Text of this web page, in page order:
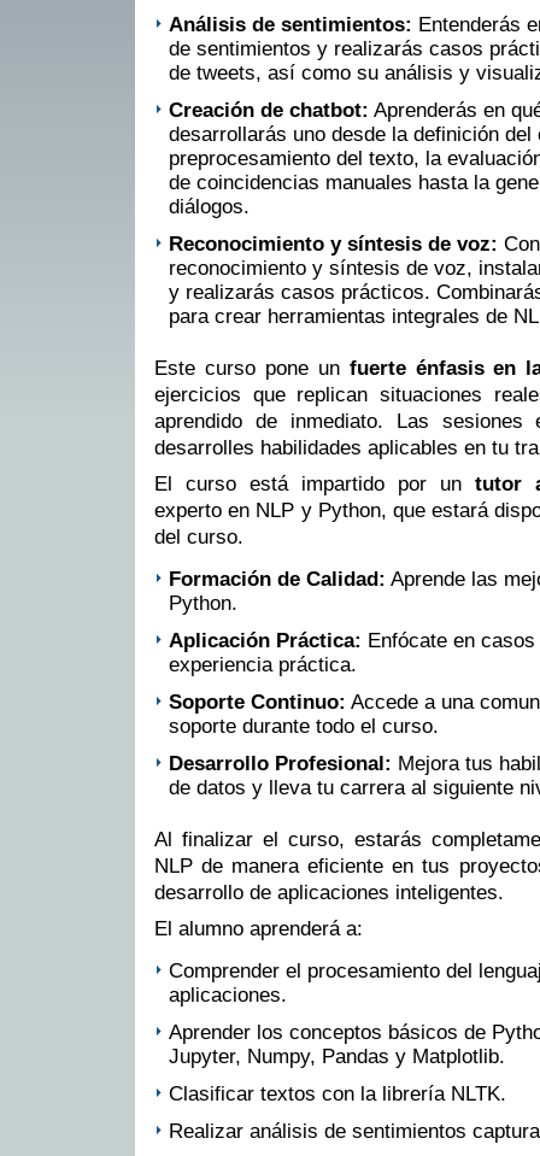
Análisis de sentimientos: Entenderás
de sentimientos y realizarás casos
de tweets, así como su análisis y
Creación de chatbot: Aprenderás en
desarrollarás uno desde la definición del
preprocesamiento del texto, la
de coincidencias manuales hasta la
diálogos.
Reconocimiento y síntesis de voz:
reconocimiento y síntesis de voz,
y realizarás casos prácticos.
para crear herramientas integrales de
Este curso pone un fuerte énfasis en
ejercicios que replican situaciones
aprendido de inmediato. Las sesiones
desarrolles habilidades aplicables en tu
El curso está impartido por un tutor
experto en NLP y Python, que estará
del curso.
Formación de Calidad: Aprende las
Python.
Aplicación Práctica: Enfócate en
experiencia práctica.
Soporte Continuo: Accede a una
soporte durante todo el curso.
Desarrollo Profesional: Mejora tus
de datos y lleva tu carrera al siguiente
Al finalizar el curso, estarás
NLP de manera eficiente en tus
desarrollo de aplicaciones inteligentes.
El alumno aprenderá a:
Comprender el procesamiento del
aplicaciones.
Aprender los conceptos básicos de
Jupyter, Numpy, Pandas y Matplotlib.
Clasificar textos con la librería NLTK.
Realizar análisis de sentimientos